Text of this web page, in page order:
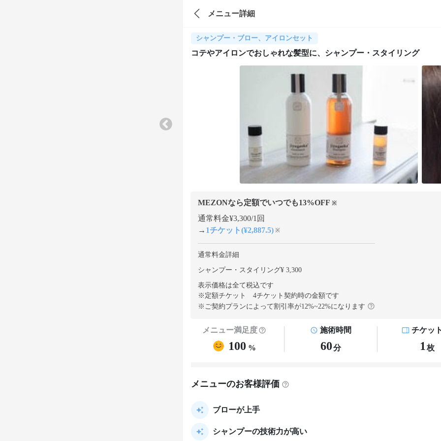
メニュー詳細
シャンプー・ブロー、アイロンセット
コテやアイロンでおしゃれな髪型に、シャンプー・スタイリング
MEZONなら定額でいつでも13%OFF ※
通常料金¥3,300/1回
→ 1チケット(¥2,887.5) ※
通常料金詳細
シャンプー・スタイリング¥ 3,300
表示価格は全て税込です
※定額チケット 4チケット契約時の金額です
※ご契約プランによって割引率が12%~22%になります
メニュー満足度
100 %
施術時間
60分
チケッ
1 枚
メニューのお客様評価
ブローが上手
シャンプーの技術力が高い